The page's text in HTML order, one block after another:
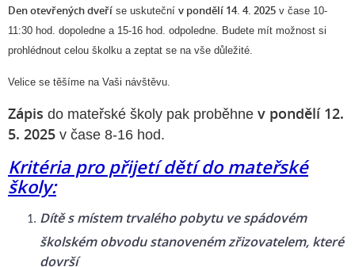
Den otevřených dveří se uskuteční v pondělí 14. 4. 2025 v čase 10-
11:30 hod. dopoledne a 15-16 hod. odpoledne. Budete mít možnost si
prohlédnout celou školku a zeptat se na vše důležité.
Velice se těšíme na Vaši návštěvu.
Zápis do mateřské školy pak proběhne v pondělí 12.
5. 2025 v čase 8-16 hod.
Kritéria pro přijetí dětí do mateřské
školy:
Dítě s místem trvalého pobytu ve spádovém
školském obvodu stanoveném zřizovatelem, které
dovrší